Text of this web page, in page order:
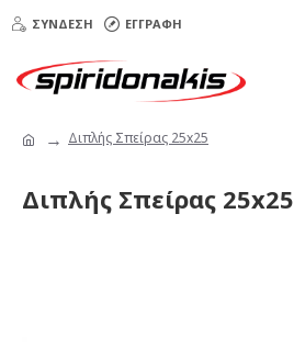
ΣΎΝΔΕΣΗ ΕΓΓΡΑΦΉ
Διπλής Σπείρας 25x25
Διπλής Σπείρας 25x25